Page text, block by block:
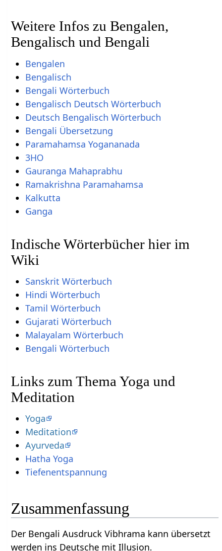
Weitere Infos zu Bengalen,
Bengalisch und Bengali
Bengalen
Bengalisch
Bengali Wörterbuch
Bengalisch Deutsch Wörterbuch
Deutsch Bengalisch Wörterbuch
Bengali Übersetzung
Paramahamsa Yogananada
3HO
Gauranga Mahaprabhu
Ramakrishna Paramahamsa
Kalkutta
Ganga
Indische Wörterbücher hier im
Wiki
Sanskrit Wörterbuch
Hindi Wörterbuch
Tamil Wörterbuch
Gujarati Wörterbuch
Malayalam Wörterbuch
Bengali Wörterbuch
Links zum Thema Yoga und
Meditation
Yoga
Meditation
Ayurveda
Hatha Yoga
Tiefenentspannung
Zusammenfassung
Der Bengali Ausdruck Vibhrama kann übersetzt
werden ins Deutsche mit Illusion.